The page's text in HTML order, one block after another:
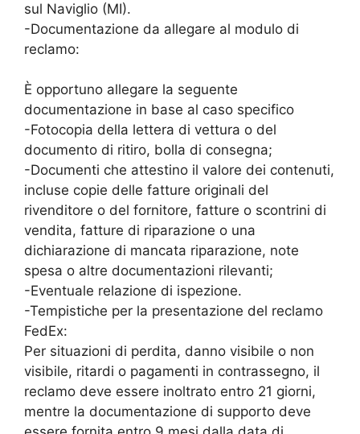
sul Naviglio (MI).
-Documentazione da allegare al modulo di
reclamo:
È opportuno allegare la seguente
documentazione in base al caso specifico
-Fotocopia della lettera di vettura o del
documento di ritiro, bolla di consegna;
-Documenti che attestino il valore dei contenuti,
incluse copie delle fatture originali del
rivenditore o del fornitore, fatture o scontrini di
vendita, fatture di riparazione o una
dichiarazione di mancata riparazione, note
spesa o altre documentazioni rilevanti;
-Eventuale relazione di ispezione.
-Tempistiche per la presentazione del reclamo
FedEx:
Per situazioni di perdita, danno visibile o non
visibile, ritardi o pagamenti in contrassegno, il
reclamo deve essere inoltrato entro 21 giorni,
mentre la documentazione di supporto deve